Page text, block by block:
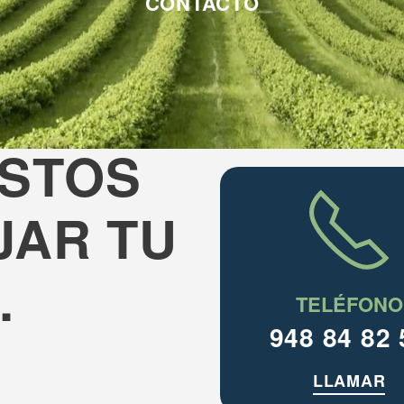
TELÉFONO
948 84 82
LLAMAR
TU